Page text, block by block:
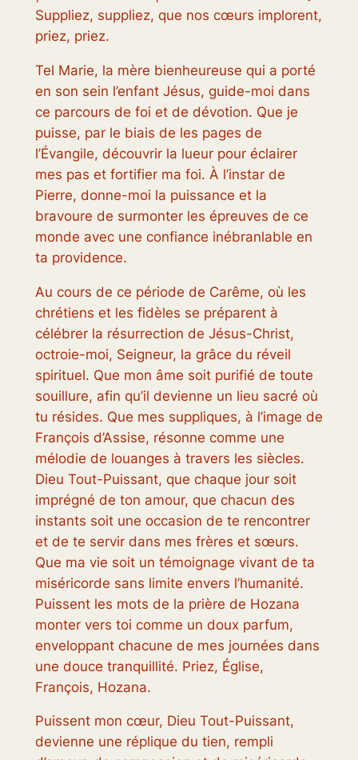
Suppliez, suppliez, que nos cœurs implorent,
priez, priez.
Tel Marie, la mère bienheureuse qui a porté
en son sein l’enfant Jésus, guide-moi dans
ce parcours de foi et de dévotion. Que je
puisse, par le biais de les pages de
l’Évangile, découvrir la lueur pour éclairer
mes pas et fortifier ma foi. À l’instar de
Pierre, donne-moi la puissance et la
bravoure de surmonter les épreuves de ce
monde avec une confiance inébranlable en
ta providence.
Au cours de ce période de Carême, où les
chrétiens et les fidèles se préparent à
célébrer la résurrection de Jésus-Christ,
octroie-moi, Seigneur, la grâce du réveil
spirituel. Que mon âme soit purifié de toute
souillure, afin qu’il devienne un lieu sacré où
tu résides. Que mes suppliques, à l’image de
François d’Assise, résonne comme une
mélodie de louanges à travers les siècles.
Dieu Tout-Puissant, que chaque jour soit
imprégné de ton amour, que chacun des
instants soit une occasion de te rencontrer
et de te servir dans mes frères et sœurs.
Que ma vie soit un témoignage vivant de ta
miséricorde sans limite envers l’humanité.
Puissent les mots de la prière de Hozana
monter vers toi comme un doux parfum,
enveloppant chacune de mes journées dans
une douce tranquillité. Priez, Église,
François, Hozana.
Puissent mon cœur, Dieu Tout-Puissant,
devienne une réplique du tien, rempli